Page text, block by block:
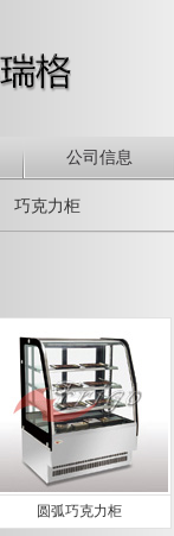
公司信息
巧克力柜
圆弧巧克力柜